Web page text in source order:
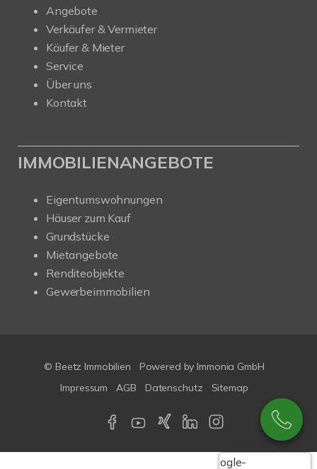
Angebote
Verkäufer & Vermieter
Käufer & Mieter
Service
Über uns
Kontakt
IMMOBILIENANGEBOTE
Eigentumswohnungen
Häuser zum Kauf
Grundstücke
Mietangebote
Renditeobjekte
Gewerbeimmobilien
© Beetz Immobilien Powered by Immonia GmbH
Impressum
AGB Datenschutz Sitemap
Google-